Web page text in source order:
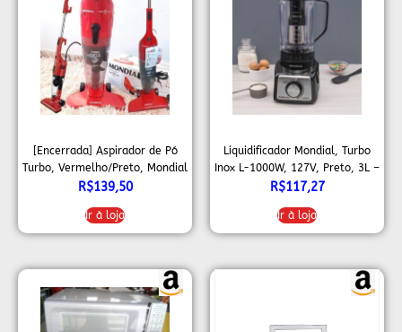
[Encerrada] Aspirador de Pó
Turbo, Vermelho/Preto, Mondial
– AP-36
R$139,50
Ir à loja
Liquidificador Mondial, Turbo
Inox L-1000W, 127V, Preto, 3L –
L-1000 BI
R$117,27
Ir à loja